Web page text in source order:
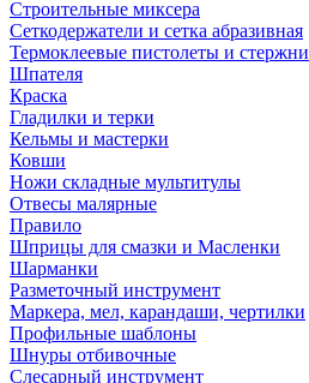
Строительные миксера
Сеткодержатели и сетка абразивная
Термоклеевые пистолеты и стержни
Шпателя
Краска
Гладилки и терки
Кельмы и мастерки
Ковши
Ножи складные мультитулы
Отвесы малярные
Правило
Шприцы для смазки и Масленки
Шарманки
Разметочный инструмент
Маркера, мел, карандаши, чертилки
Профильные шаблоны
Шнуры отбивочные
Слесарный инструмент